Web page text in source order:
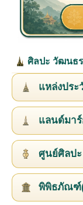
ศิลปะ วัฒนธ
แหล่งประ
แลนด์มา
ศูนย์ศิลป
พิพิธภัณฑ์